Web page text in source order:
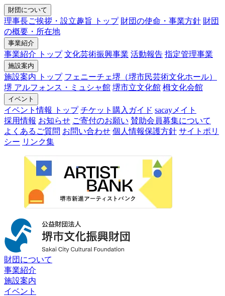
財団について
理事長ご挨拶・設立趣旨 トップ 財団の使命・事業方針 財団
の概要・所在地
事業紹介
事業紹介 トップ 文化芸術振興事業 活動報告 指定管理事業
施設案内
施設案内 トップ フェニーチェ堺（堺市民芸術文化ホール）
堺 アルフォンス・ミュシャ館 堺市立文化館 栂文化会館
イベント
イベント情報 トップ チケット購入ガイド sacayメイト
採用情報 お知らせ ご寄付のお願い 賛助会員募集について
よくあるご質問 お問い合わせ 個人情報保護方針 サイトポリ
シー リンク集
財団について
事業紹介
施設案内
イベント